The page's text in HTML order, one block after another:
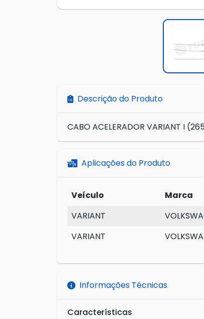
Descrição do Produto
CABO ACELERADOR VARIANT I
Aplicações do Produto
Veículo Marca
VARIANT
VARIANT
Informações Técnicas
Características